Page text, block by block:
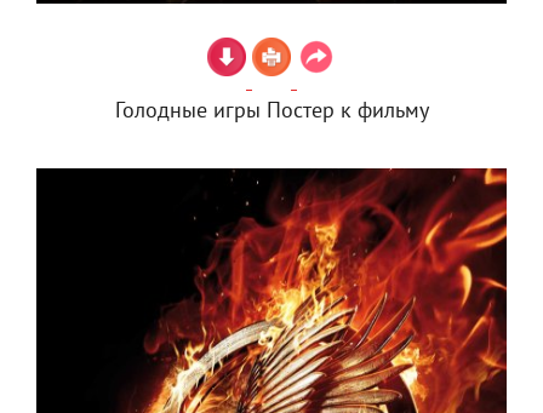
Голодные игры Постер к фильму